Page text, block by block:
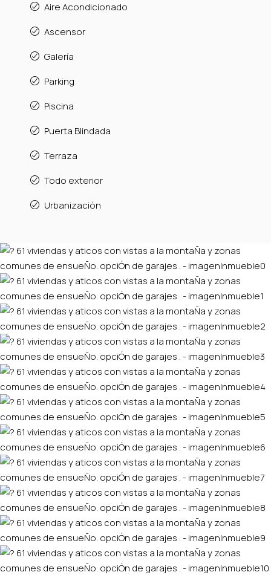
Aire Acondicionado
Ascensor
Galería
Parking
Piscina
Puerta Blindada
Terraza
Todo exterior
Urbanización